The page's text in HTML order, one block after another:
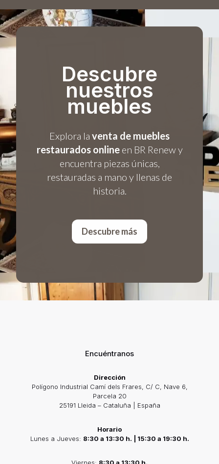
Descubre
nuestros
muebles
Explora la venta de muebles
restaurados onlineen BR Renew y
encuentra piezas únicas,
restauradas a mano y llenas de
historia.
Descubre más
Encuéntranos
Dirección
Polígono Industrial Camí dels Frares, C/ C, Nave 6,
Parcela 20
25191 Lleida – Cataluña | España
Horario
Lunes a Jueves: 8:30 a 13:30 h. | 15:30 a 19:30 h.